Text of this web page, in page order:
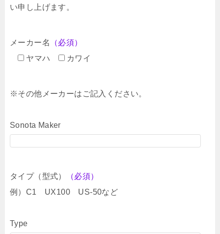
い申し上げます。
メーカー名
（必須）
ヤマハ
カワイ
※その他メーカーはご記入ください。
Sonota Maker
タイプ（型式）
（必須）
例）C1 UX100 US-50など
Type